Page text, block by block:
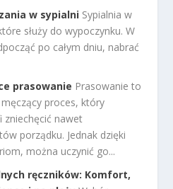
w sypialni Sypialnia w
służy do wypoczynku. W
po całym dniu, nabrać
prasowanie Prasowanie to
proces, który
nawet
porządku. Jednak dzięki
można uczynić go...
ręczników: Komfort,